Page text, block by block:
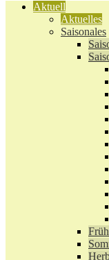
Aktuell
Aktuelles
Saisonales